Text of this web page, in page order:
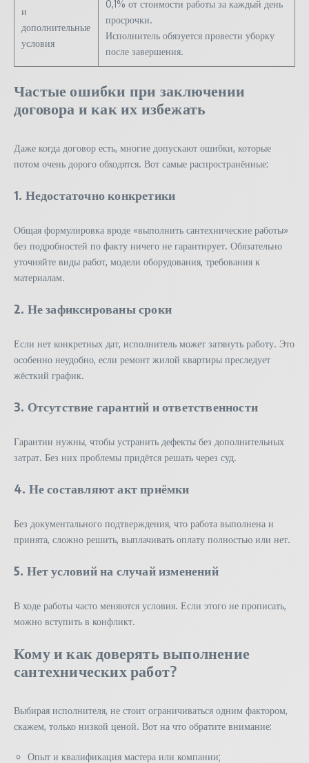
и
дополнительные
условия
0,1% от стоимости работы за каждый день
просрочки.
Исполнитель обязуется провести уборку
после завершения.
Частые ошибки при заключении
договора и как их избежать
Даже когда договор есть, многие допускают ошибки, которые
потом очень дорого обходятся. Вот самые распространённые:
1. Недостаточно конкретики
Общая формулировка вроде «выполнить сантехнические работы»
без подробностей по факту ничего не гарантирует. Обязательно
уточняйте виды работ, модели оборудования, требования к
материалам.
2. Не зафиксированы сроки
Если нет конкретных дат, исполнитель может затянуть работу. Это
особенно неудобно, если ремонт жилой квартиры преследует
жёсткий график.
3. Отсутствие гарантий и ответственности
Гарантии нужны, чтобы устранить дефекты без дополнительных
затрат. Без них проблемы придётся решать через суд.
4. Не составляют акт приёмки
Без документального подтверждения, что работа выполнена и
принята, сложно решить, выплачивать оплату полностью или нет.
5. Нет условий на случай изменений
В ходе работы часто меняются условия. Если этого не прописать,
можно вступить в конфликт.
Кому и как доверять выполнение
сантехнических работ?
Выбирая исполнителя, не стоит ограничиваться одним фактором,
скажем, только низкой ценой. Вот на что обратите внимание:
Опыт и квалификация мастера или компании;